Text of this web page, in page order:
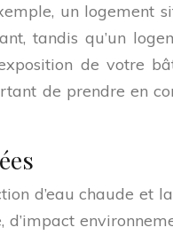
un logement
tandis qu’un
de votre
de prendre en
d’eau chaude et